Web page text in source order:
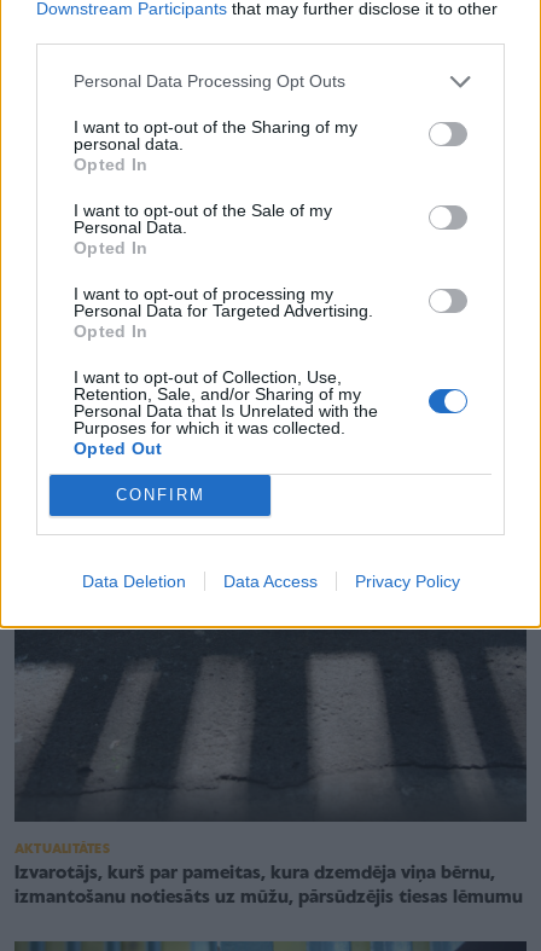
Downstream Participants that may further disclose it to other
Personal Data Processing Opt Outs
I want to opt-out of the Sharing of my
personal data.
Opted In
I want to opt-out of the Sale of my
Personal Data.
Opted In
I want to opt-out of processing my
Personal Data for Targeted Advertising.
Opted In
I want to opt-out of Collection, Use,
Retention, Sale, and/or Sharing of my
Personal Data that Is Unrelated with the
Purposes for which it was collected.
Opted Out
CONFIRM
Data Deletion Data Access Privacy Policy
AKTUALITĀTES
"Es tiku izvarota 14 gadu vecumā, un video nonāca
pornosaitā" - Rozas atklātais stāsts
AKTUALITĀTES
Izvarotājs, kurš par pameitas, kura dzemdēja viņa bērnu,
izmantošanu notiesāts uz mūžu, pārsūdzējis tiesas lēmumu